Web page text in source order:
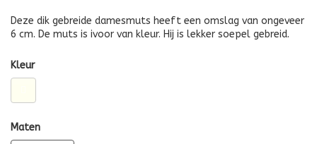
Deze dik gebreide damesmuts heeft een omslag van ongeveer
6 cm. De muts is ivoor van kleur. Hij is lekker soepel gebreid.
Kleur
Maten